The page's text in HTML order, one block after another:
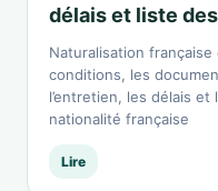
délais et liste
Naturalisation
conditions, les
l’entretien, les délais
nationalité française
Lire